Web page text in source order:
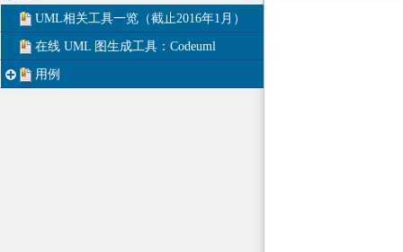
UML相关工具一览（截止2016年1月）
在线 UML 图生成工具：Codeuml
用例